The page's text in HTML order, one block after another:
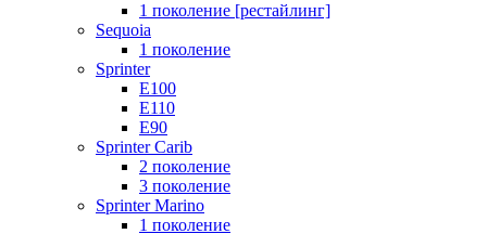
1 поколение [рестайлинг]
Sequoia
1 поколение
Sprinter
E100
E110
E90
Sprinter Carib
2 поколение
3 поколение
Sprinter Marino
1 поколение